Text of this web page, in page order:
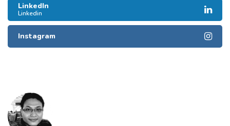
LinkedIn
Linkedin
Instagram